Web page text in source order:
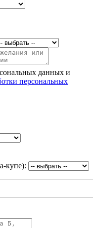
данных и
персональных
купе):